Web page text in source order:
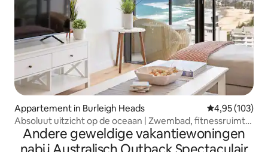
Appartement in Burleigh Heads Gemiddelde
4,95 (103)
Absoluut uitzicht op de oceaan | Zwembad, fitnessruimte
en gratis parkeergelegenheid
Andere geweldige vakantiewoningen